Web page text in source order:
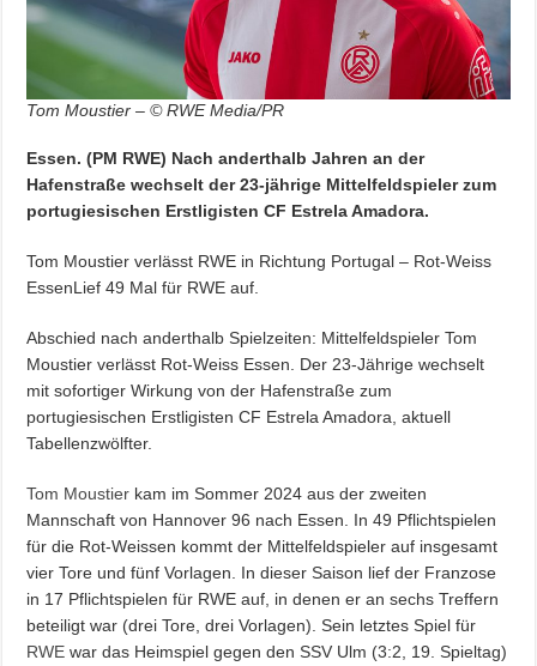
Tom Moustier – © RWE Media/PR
Essen. (PM RWE) Nach anderthalb Jahren an der
Hafenstraße wechselt der 23-jährige Mittelfeldspieler zum
portugiesischen Erstligisten CF Estrela Amadora.
Tom Moustier verlässt RWE in Richtung Portugal – Rot-Weiss
EssenLief 49 Mal für RWE auf.
Abschied nach anderthalb Spielzeiten: Mittelfeldspieler Tom
Moustier verlässt Rot-Weiss Essen. Der 23-Jährige wechselt
mit sofortiger Wirkung von der Hafenstraße zum
portugiesischen Erstligisten CF Estrela Amadora, aktuell
Tabellenzwölfter.
Tom Moustier kam im Sommer 2024 aus der zweiten
Mannschaft von Hannover 96 nach Essen. In 49 Pflichtspielen
für die Rot-Weissen kommt der Mittelfeldspieler auf insgesamt
vier Tore und fünf Vorlagen. In dieser Saison lief der Franzose
in 17 Pflichtspielen für RWE auf, in denen er an sechs Treffern
beteiligt war (drei Tore, drei Vorlagen). Sein letztes Spiel für
RWE war das Heimspiel gegen den SSV Ulm (3:2, 19. Spieltag)